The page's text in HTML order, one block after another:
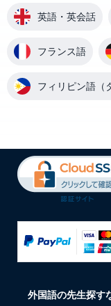
英語・英会話
フランス語
フィリピン語（
外国語の先生探す